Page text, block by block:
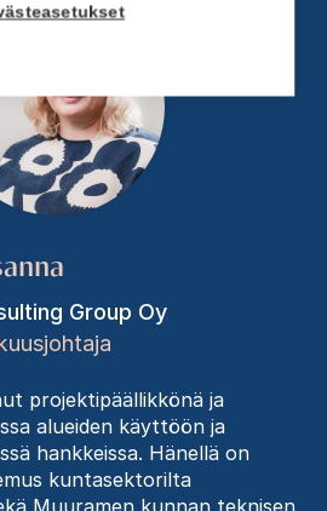
Group Oy
projektipäällikkönä ja
alueiden käyttöön ja
hankkeissa. Hänellä on
kuntasektorilta